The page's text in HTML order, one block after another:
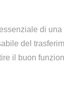
di
del
il buon